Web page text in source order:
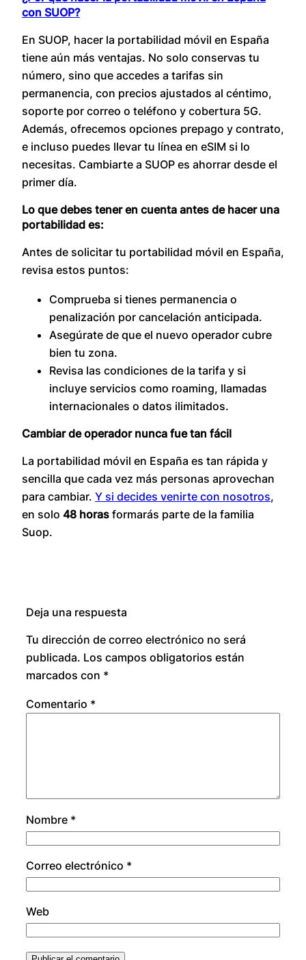
con SUOP?
En SUOP, hacer la portabilidad móvil en España
tiene aún más ventajas. No solo conservas tu
número, sino que accedes a tarifas sin
permanencia, con precios ajustados al céntimo,
soporte por correo o teléfono y cobertura 5G.
Además, ofrecemos opciones prepago y contrato,
e incluso puedes llevar tu línea en eSIM si lo
necesitas. Cambiarte a SUOP es ahorrar desde el
primer día.
Lo que debes tener en cuenta antes de hacer una
portabilidad es:
Antes de solicitar tu portabilidad móvil en España,
revisa estos puntos:
Comprueba si tienes permanencia o
penalización por cancelación anticipada.
Asegúrate de que el nuevo operador cubre
bien tu zona.
Revisa las condiciones de la tarifa y si
incluye servicios como roaming, llamadas
internacionales o datos ilimitados.
Cambiar de operador nunca fue tan fácil
La portabilidad móvil en España es tan rápida y
sencilla que cada vez más personas aprovechan
para cambiar. Y si decides venirte con nosotros,
en solo 48 horas formarás parte de la familia
Suop.
Deja una respuesta
Tu dirección de correo electrónico no será
publicada. Los campos obligatorios están
marcados con *
Comentario *
Nombre *
Correo electrónico *
Web